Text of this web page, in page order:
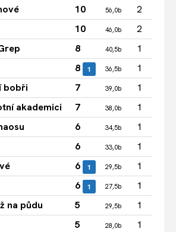
10 56,0b
2
10 46,0b
2
8 40,5b
1
8 1 36,5b
1
bobři 7 39,0b
1
akademici 7 38,0b
1
6 34,5b
1
6 33,0b
1
6 1 29,5b
1
6 1 27,5b
1
na půdu 5 29,5b
1
5 28,0b
1